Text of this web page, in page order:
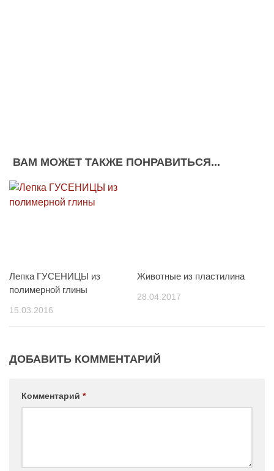
ВАМ МОЖЕТ ТАКЖЕ ПОНРАВИТЬСЯ...
Лепка ГУСЕНИЦЫ из
полимерной глины
15.03.2016
Животные из пластилина
28.04.2017
ДОБАВИТЬ КОММЕНТАРИЙ
Комментарий *